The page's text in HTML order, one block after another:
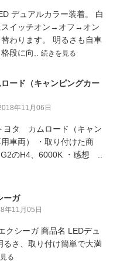
デュアルカラー装着。 白
スイッチオン→オフ→オン
わります。 明るさも自車
段に向.. 続きを見る
ード（キャンピングカー
年11月06日
ヨタ カムロード（キャン
車両） ・取り付けた商
H4、6000K ・感想 ..
ーガ
年11月05日
クシーガ 商品名 LEDデュ
るさ、取り付け簡単で大満
る